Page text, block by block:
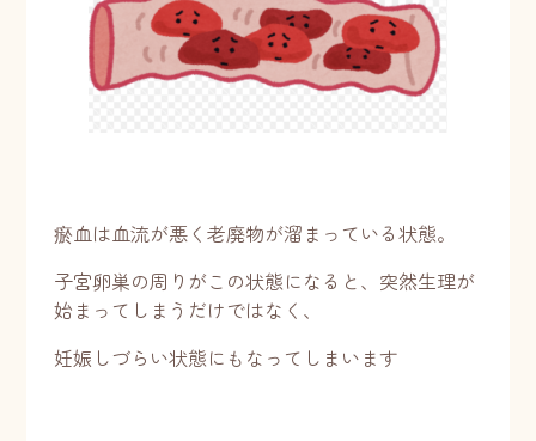
瘀血は血流が悪く老廃物が溜まっている状態。
子宮卵巣の周りがこの状態になると、突然生理が
始まってしまうだけではなく、
妊娠しづらい状態にもなってしまいます